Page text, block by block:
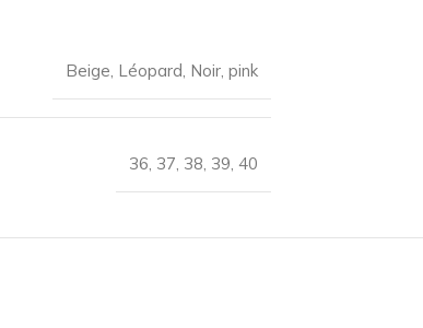
Beige, Léopard, Noir, pink
36, 37, 38, 39, 40